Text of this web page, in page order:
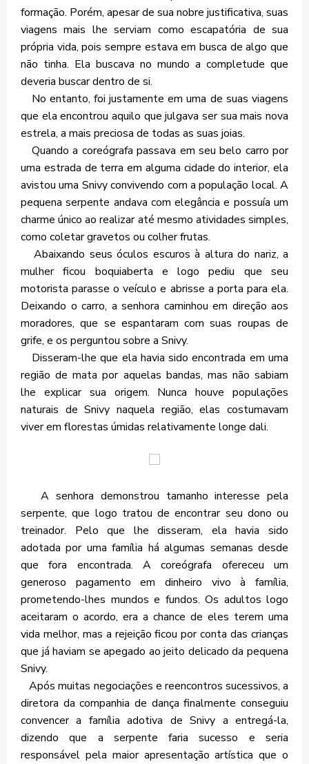
formação. Porém, apesar de sua nobre justificativa, suas
viagens mais lhe serviam como escapatória de sua
própria vida, pois sempre estava em busca de algo que
não tinha. Ela buscava no mundo a completude que
deveria buscar dentro de si.
No entanto, foi justamente em uma de suas viagens
que ela encontrou aquilo que julgava ser sua mais nova
estrela, a mais preciosa de todas as suas joias.
Quando a coreógrafa passava em seu belo carro por
uma estrada de terra em alguma cidade do interior, ela
avistou uma Snivy convivendo com a população local. A
pequena serpente andava com elegância e possuía um
charme único ao realizar até mesmo atividades simples,
como coletar gravetos ou colher frutas.
Abaixando seus óculos escuros à altura do nariz, a
mulher ficou boquiaberta e logo pediu que seu
motorista parasse o veículo e abrisse a porta para ela.
Deixando o carro, a senhora caminhou em direção aos
moradores, que se espantaram com suas roupas de
grife, e os perguntou sobre a Snivy.
Disseram-lhe que ela havia sido encontrada em uma
região de mata por aquelas bandas, mas não sabiam
lhe explicar sua origem. Nunca houve populações
naturais de Snivy naquela região, elas costumavam
viver em florestas úmidas relativamente longe dali.
A senhora demonstrou tamanho interesse pela
serpente, que logo tratou de encontrar seu dono ou
treinador. Pelo que lhe disseram, ela havia sido
adotada por uma família há algumas semanas desde
que fora encontrada. A coreógrafa ofereceu um
generoso pagamento em dinheiro vivo à família,
prometendo-lhes mundos e fundos. Os adultos logo
aceitaram o acordo, era a chance de eles terem uma
vida melhor, mas a rejeição ficou por conta das crianças
que já haviam se apegado ao jeito delicado da pequena
Snivy.
Após muitas negociações e reencontros sucessivos, a
diretora da companhia de dança finalmente conseguiu
convencer a família adotiva de Snivy a entregá-la,
dizendo que a serpente faria sucesso e seria
responsável pela maior apresentação artística que o